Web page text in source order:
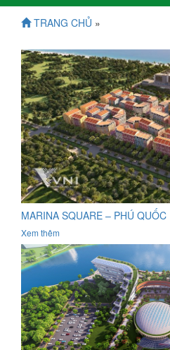
TRANG CHỦ »
MARINA SQUARE – PHÚ QUỐC
Xem thêm